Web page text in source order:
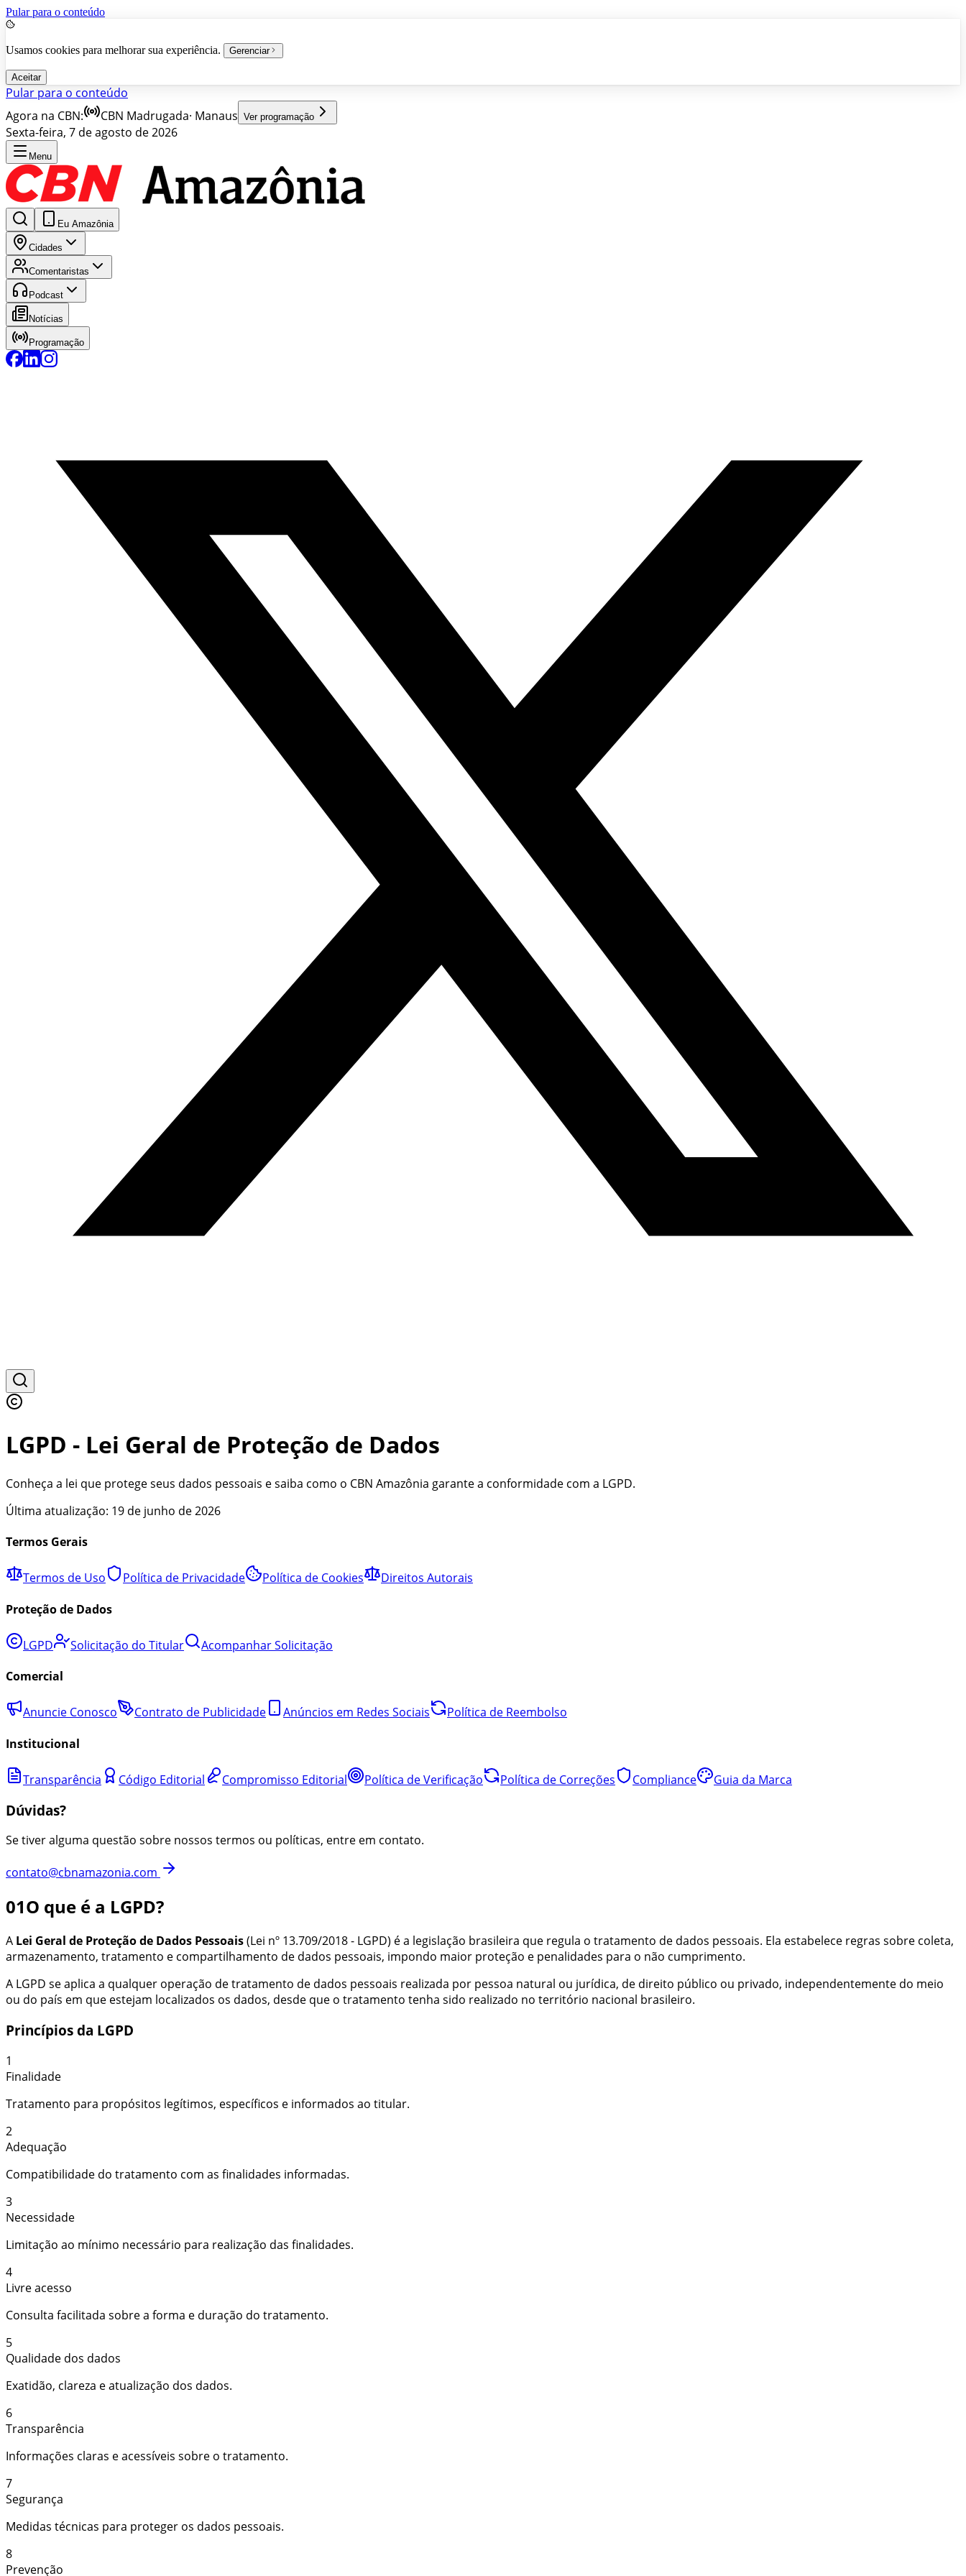
Pular para o conteúdo
Usamos cookies para melhorar sua experiência. Gerenciar
Aceitar
Pular para o conteúdo
Agora na CBN:
CBN Madrugada· Manaus Ver programação
Sexta-feira, 7 de agosto de 2026
Menu
Eu Amazônia
Cidades
Comentaristas
Podcast
Notícias
Programação
LGPD - Lei Geral de Proteção de Dados
Conheça a lei que protege seus dados pessoais e saiba como o CBN Amazônia garante a conformidade com a LGPD.
Última atualização: 19 de junho de 2026
Termos Gerais
Termos de Uso Política de Privacidade Política de Cookies
Direitos Autorais
Proteção de Dados
LGPD Solicitação do Titular
Acompanhar Solicitação
Comercial
Anuncie Conosco Contrato de Publicidade Anúncios em Redes Sociais
Política de Reembolso
Institucional
Transparência Código Editorial Compromisso Editorial Política de Verificação Política de Correções Compliance Guia da Marca
Dúvidas?
Se tiver alguma questão sobre nossos termos ou políticas, entre em contato.
contato@cbnamazonia.com
01O que é a LGPD?
A Lei Geral de Proteção de Dados Pessoais(Lei nº 13.709/2018 - LGPD) é a legislação brasileira que regula o tratamento de dados pessoais. Ela estabelece regras sobre coleta,
armazenamento, tratamento e compartilhamento de dados pessoais, impondo maior proteção e penalidades para o não cumprimento.
A LGPD se aplica a qualquer operação de tratamento de dados pessoais realizada por pessoa natural ou jurídica, de direito público ou privado, independentemente do meio
ou do país em que estejam localizados os dados, desde que o tratamento tenha sido realizado no território nacional brasileiro.
Princípios da LGPD
1
Finalidade
Tratamento para propósitos legítimos, específicos e informados ao titular.
2
Adequação
Compatibilidade do tratamento com as finalidades informadas.
3
Necessidade
Limitação ao mínimo necessário para realização das finalidades.
4
Livre acesso
Consulta facilitada sobre a forma e duração do tratamento.
5
Qualidade dos dados
Exatidão, clareza e atualização dos dados.
6
Transparência
Informações claras e acessíveis sobre o tratamento.
7
Segurança
Medidas técnicas para proteger os dados pessoais.
8
Prevenção